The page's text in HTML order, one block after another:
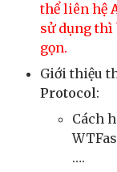
thể liên hệ
sử dụng thì
gọn.
Giới thiệu
Protocol:
Cách
….